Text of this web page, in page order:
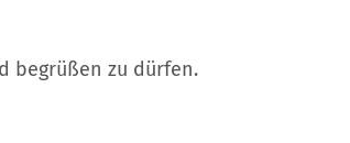
begrüßen zu dürfen.